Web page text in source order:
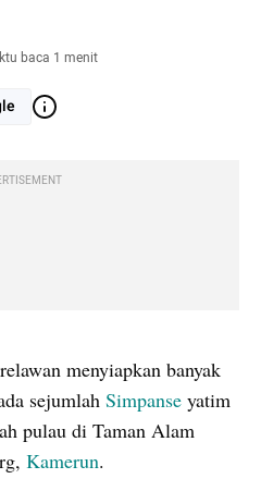
baca 1 menit
menyiapkan banyak
sejumlah Simpanse yatim
pulau di Taman Alam
Kamerun.